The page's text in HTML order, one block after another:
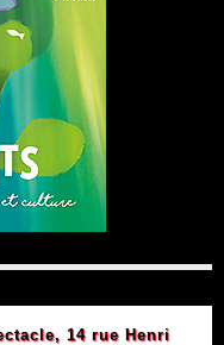
14 rue Henri